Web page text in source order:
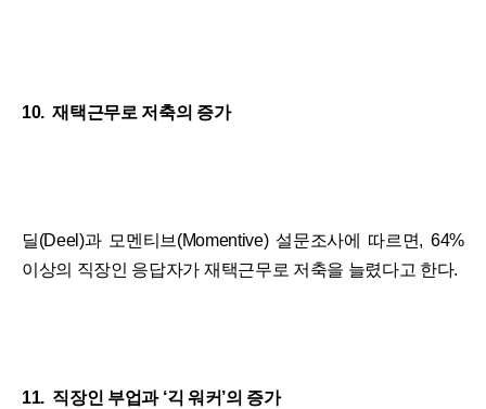
10. 재택근무로 저축의 증가
딜(Deel)과 모멘티브(Momentive) 설문조사에 따르면, 64%
이상의 직장인 응답자가 재택근무로 저축을 늘렸다고 한다.
11. 직장인 부업과 ‘긱 워커’의 증가